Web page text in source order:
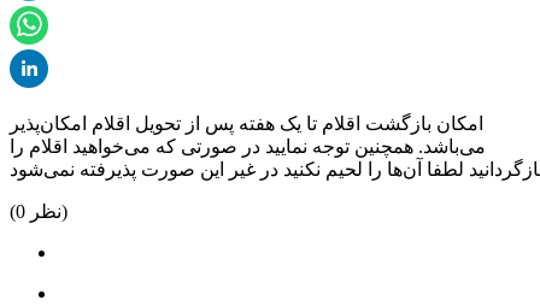
امکان بازگشت اقلام تا یک هفته پس از تحویل اقلام امکان‌پذیر
می‌باشد. همچنین توجه نمایید در صورتی که می‌خواهید اقلام را
(0 نظر)